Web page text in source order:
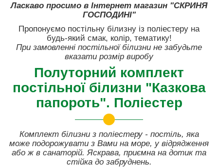
Ласкаво просимо в Інтернет магазин "СКРИНЯ
ГОСПОДИНІ"
Пропонуємо постільну білизну із поліестеру на
будь-який смак, колір, тематику!
При замовленні постільної білизни не забудьте
вказати розмір виробу
Полуторний комплект
постільної білизни "Казкова
папороть". Поліестер
Комплект білизни з поліестеру - постіль, яка
може подорожувати з Вами на море, у відрядження
або ж в санаторій. Яскрава, приємна на дотик та
стійка до забруднень.